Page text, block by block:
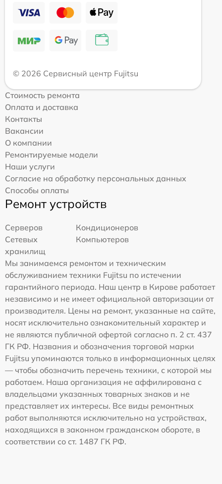
© 2026 Сервисный центр Fujitsu
Стоимость ремонта
Оплата и доставка
Контакты
Вакансии
О компании
Ремонтируемые модели
Наши услуги
Согласие на обработку персональных данных
Способы оплаты
Ремонт устройств
Серверов
Кондиционеров
Сетевых
хранилищ
Компьютеров
Мы занимаемся ремонтом и техническим
обслуживанием техники Fujitsu по истечении
гарантийного периода. Наш центр в Кирове работает
независимо и не имеет официальной авторизации от
производителя. Цены на ремонт, указанные на сайте,
носят исключительно ознакомительный характер и
не являются публичной офертой согласно п. 2 ст. 437
ГК РФ. Названия и обозначения торговой марки
Fujitsu упоминаются только в информационных целях
— чтобы обозначить перечень техники, с которой мы
работаем. Наша организация не аффилирована с
владельцами указанных товарных знаков и не
представляет их интересы. Все виды ремонтных
работ выполняются исключительно на устройствах,
находящихся в законном гражданском обороте, в
соответствии со ст. 1487 ГК РФ.